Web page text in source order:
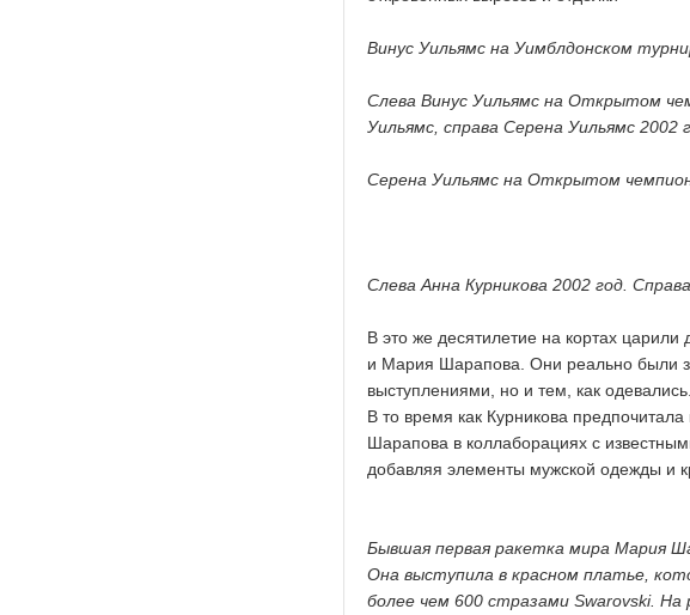
Винус Уильямс на Уимблдонском
Слева Винус Уильямс на Открытом
Уильямс, справа Серена Уильямс 2002
Серена Уильямс на Открытом
Слева Анна Курникова 2002 год.
В это же десятилетие на кортах
и Мария Шарапова. Они реально были
выступлениями, но и тем, как одевались.
В то время как Курникова
Шарапова в коллаборациях с
добавляя элементы мужской одежды и
Бывшая первая ракетка мира Мария
Она выступила в красном платье,
более чем 600 стразами Swarovski.